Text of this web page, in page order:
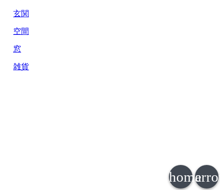
玄関
空間
窓
雑貨
home